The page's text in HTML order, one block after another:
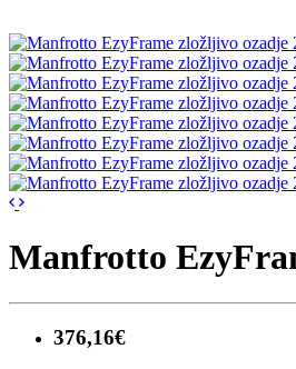
Manfrotto
376,16€